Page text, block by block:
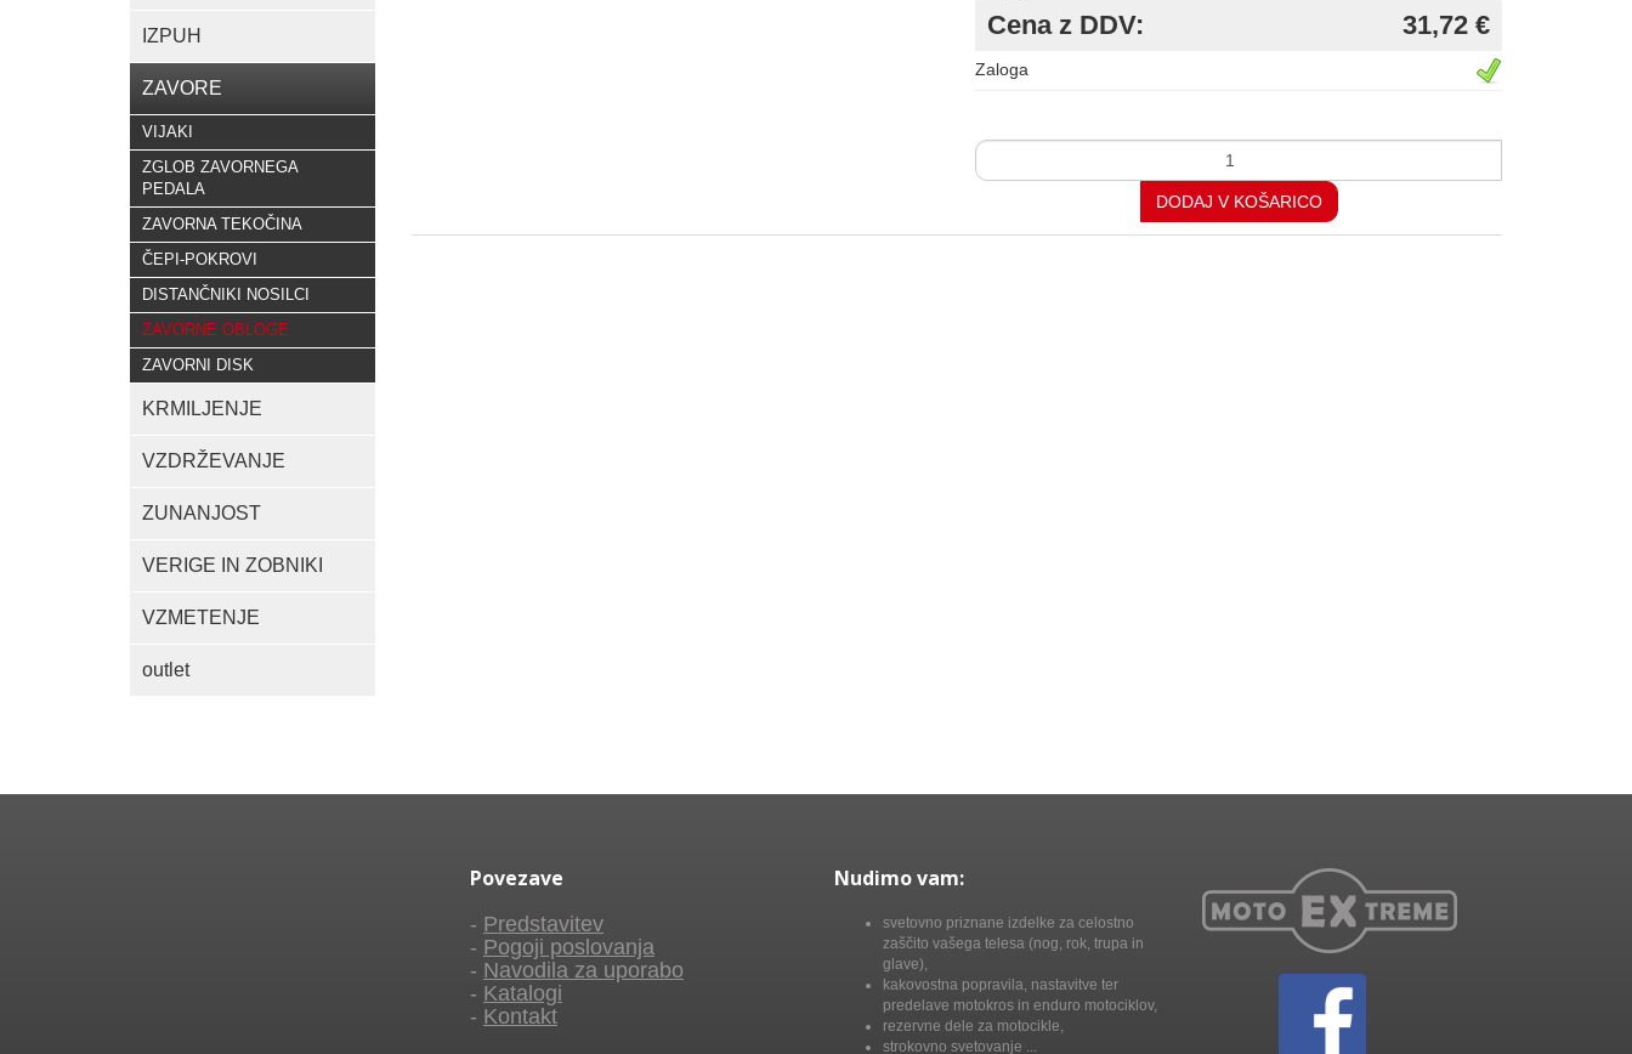
IZPUH
ZAVORE
VIJAKI
ZGLOB ZAVORNEGA
PEDALA
ZAVORNA TEKOČINA
ČEPI-POKROVI
DISTANČNIKI NOSILCI
ZAVORNE OBLOGE
ZAVORNI DISK
KRMILJENJE
VZDRŽEVANJE
ZUNANJOST
VERIGE IN ZOBNIKI
VZMETENJE
outlet
Cena z DDV: 31,72 €
Zaloga
DODAJ V KOŠARICO
Povezave
- Predstavitev
- Pogoji poslovanja
- Navodila za uporabo
- Katalogi
- Kontakt
Nudimo vam:
svetovno priznane izdelke za celostno
zaščito vašega telesa (nog, rok, trupa in
glave),
kakovostna popravila, nastavitve ter
predelave motokros in enduro motociklov,
rezervne dele za motocikle,
strokovno svetovanje ...